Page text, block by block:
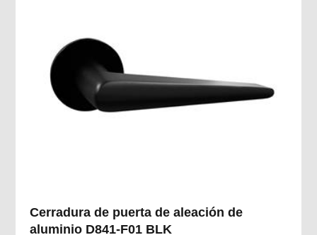
Cerradura de puerta de aleación de
aluminio D841-F01 BLK